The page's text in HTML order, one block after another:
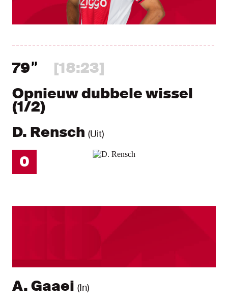
79
[18:23]
Opnieuw dubbele wissel
(1/2)
D. Rensch (Uit)
0
A. Gaaei (In)